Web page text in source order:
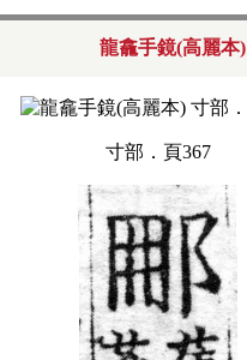
龍龕手鏡(高麗本)
寸部．頁367